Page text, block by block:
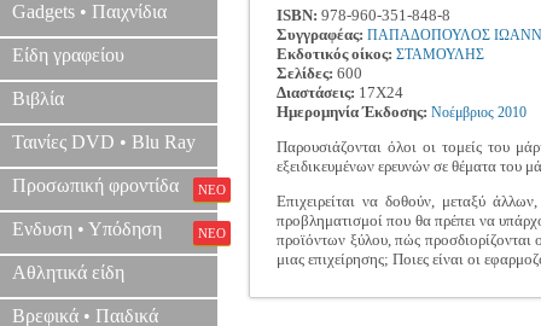
Gadgets • Παιχνίδια
Είδη γραφείου
Βιβλία
Ταινίες DVD • Blu Ray
Προσωπική φροντίδα ΝΕΟ
Ενδυση • Υπόδηση ΝΕΟ
Αθλητικά είδη
Βρεφικά • Παιδικά
ISBN: 978-960-351-848-8
Συγγραφέας: ΠΑΠΑΔΟΠΟΥΛΟΣ
Εκδοτικός οίκος: ΣΤΑΜΟΥΛΗΣ
Σελίδες: 600
Διαστάσεις: 17Χ24
Ημερομηνία Έκδοσης: Νοέμβριος 2010
Παρουσιάζονται όλοι οι τομείς του
εξειδικευμένων ερευνών σε θέματα του
Επιχειρείται να δοθούν, μεταξύ
προβληματισμοί που θα πρέπει να
προϊόντων ξύλου, πώς προσδιορίζονται
μιας επιχείρησης; Ποιες είναι οι